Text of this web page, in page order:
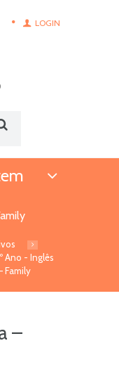
LOGIN
Ano - Inglês
Family
–